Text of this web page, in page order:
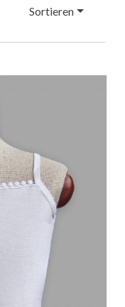
Sortieren